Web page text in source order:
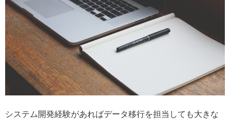
システム開発経験があればデータ移行を担当しても大きな